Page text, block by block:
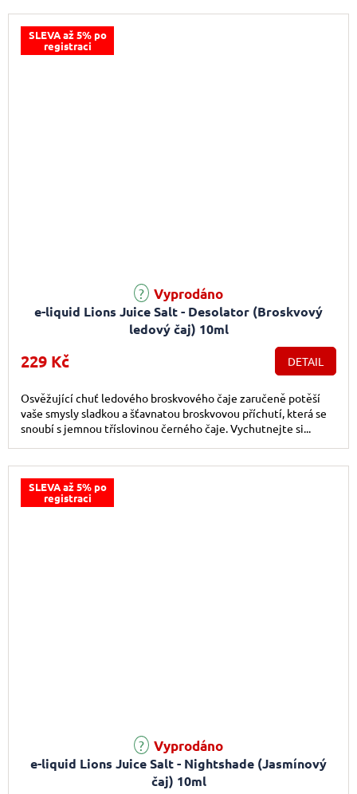
SLEVA až 5% po
registraci
e-liquid Lions Juice Salt - Desolator (Broskvový
ledový čaj) 10ml
Průměrné hodnocení produktu je 5,0 z 5 hvězdiček.
Vyprodáno
229 Kč DETAIL
Osvěžující chuť ledového broskvového čaje zaručeně potěší
vaše smysly sladkou a šťavnatou broskvovou příchutí, která se
snoubí s jemnou tříslovinou černého čaje. Vychutnejte si...
SLEVA až 5% po
registraci
e-liquid Lions Juice Salt - Nightshade (Jasmínový
čaj) 10ml
Vyprodáno